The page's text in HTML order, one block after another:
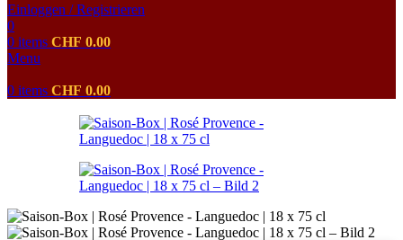
Einloggen / Registrieren
0
0 items CHF 0.00
Menu
0 items CHF 0.00